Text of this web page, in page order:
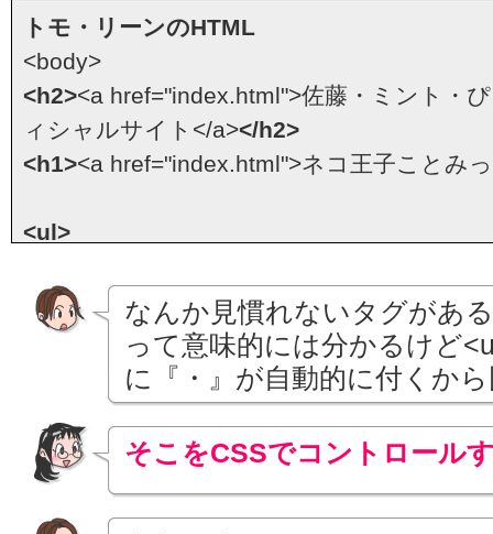
<p><strong>みんな待ってた！</strong><br
みったんのチャームポイント写真が追加さ
耳毛です。<br />
みったんの本体とも うわさの耳毛、アッ
ヨリヨリしたくなること間違いなし！！
入れています。ご確認ください。仮テキス
<br />
仮テキストです。文章が入ったときの雰囲
入れています。ご確認ください。仮テキス
きの雰囲気を見ていただく為に、入れてい
</p> <a href="photo/mimige.html">もっと耳
<div>Copyright(C) 2008 michitaka sato All
</body>
トモ・リーンのHTML
<body>
<h2><a href="index.html">佐藤・ミント・
ィシャルサイト</a></h2>
<h1><a href="index.html">ネコ王子ことみ
<ul>
<li><a href="blog/index.html">みったんの
<li><a href="dv/index.html">みったん被害報
<a href="photo/index.html">フォトグラ
<a href="contact/index.html">コンタク
</ul>
なんか見慣れないタグがあ
って意味的には分かるけど
に『・』が自動的に付くか
そこをCSSでコントロール